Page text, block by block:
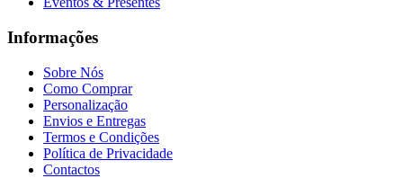
Informações
Sobre Nós
Como Comprar
Personalização
Envios e Entregas
Termos e Condições
Política de Privacidade
Contactos